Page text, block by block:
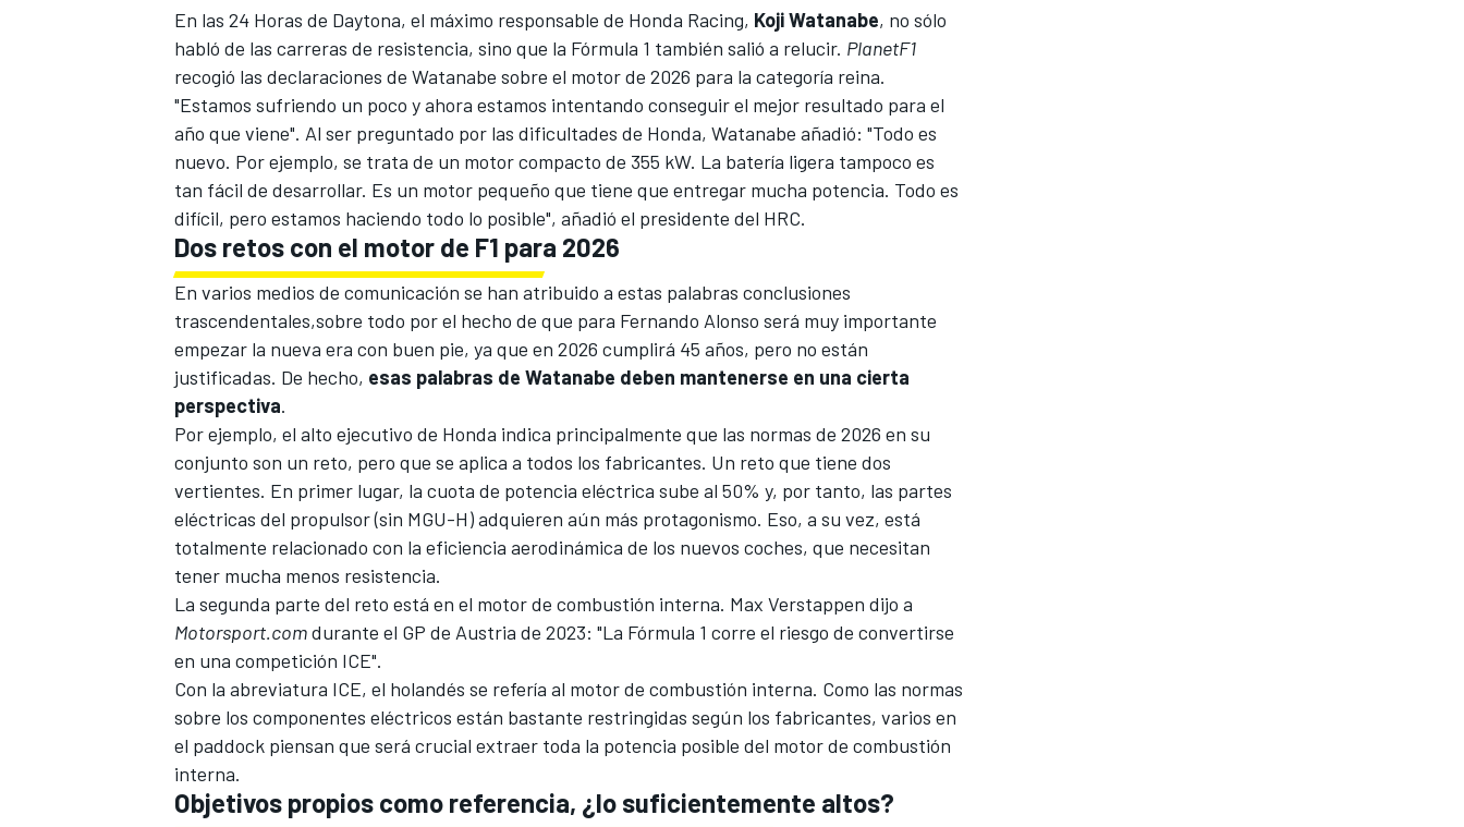
En las 24 Horas de Daytona, el máximo responsable de Honda Racing, Koji Watanabe, no sólo
habló de las carreras de resistencia, sino que la Fórmula 1 también salió a relucir. PlanetF1
recogió las declaraciones de Watanabe sobre el motor de 2026 para la categoría reina.
"Estamos sufriendo un poco y ahora estamos intentando conseguir el mejor resultado para el
año que viene". Al ser preguntado por las dificultades de Honda, Watanabe añadió: "Todo es
nuevo. Por ejemplo, se trata de un motor compacto de 355 kW. La batería ligera tampoco es
tan fácil de desarrollar. Es un motor pequeño que tiene que entregar mucha potencia. Todo es
difícil, pero estamos haciendo todo lo posible", añadió el presidente del HRC.
Dos retos con el motor de F1 para 2026
En varios medios de comunicación se han atribuido a estas palabras conclusiones
trascendentales,sobre todo por el hecho de que para Fernando Alonso será muy importante
empezar la nueva era con buen pie, ya que en 2026 cumplirá 45 años, pero no están
justificadas. De hecho, esas palabras de Watanabe deben mantenerse en una cierta
perspectiva.
Por ejemplo, el alto ejecutivo de Honda indica principalmente que las normas de 2026 en su
conjunto son un reto, pero que se aplica a todos los fabricantes. Un reto que tiene dos
vertientes. En primer lugar, la cuota de potencia eléctrica sube al 50% y, por tanto, las partes
eléctricas del propulsor (sin MGU-H) adquieren aún más protagonismo. Eso, a su vez, está
totalmente relacionado con la eficiencia aerodinámica de los nuevos coches, que necesitan
tener mucha menos resistencia.
La segunda parte del reto está en el motor de combustión interna. Max Verstappen dijo a
Motorsport.comdurante el GP de Austria de 2023: "La Fórmula 1 corre el riesgo de convertirse
en una competición ICE".
Con la abreviatura ICE, el holandés se refería al motor de combustión interna. Como las normas
sobre los componentes eléctricos están bastante restringidas según los fabricantes, varios en
el paddock piensan que será crucial extraer toda la potencia posible del motor de combustión
interna.
Objetivos propios como referencia, ¿lo suficientemente altos?